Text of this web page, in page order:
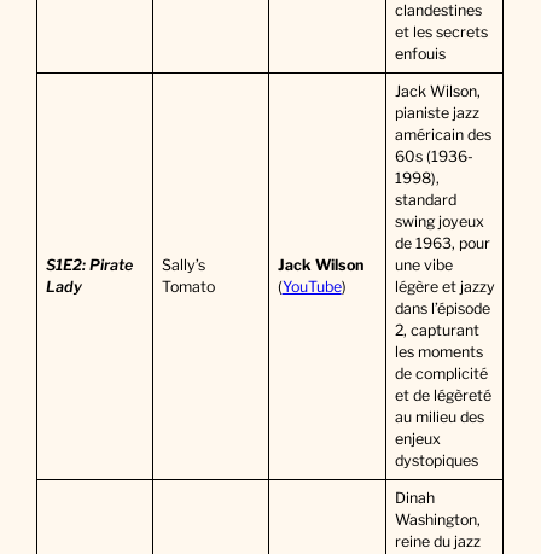
clandestines
et les secrets
enfouis
S1E2: Pirate
Lady
Sally’s
Tomato
Jack Wilson
(YouTube)
Jack Wilson,
pianiste jazz
américain des
60s (1936-
1998),
standard
swing joyeux
de 1963, pour
une vibe
légère et jazzy
dans l’épisode
2, capturant
les moments
de complicité
et de légèreté
au milieu des
enjeux
dystopiques
Dinah
Washington,
reine du jazz